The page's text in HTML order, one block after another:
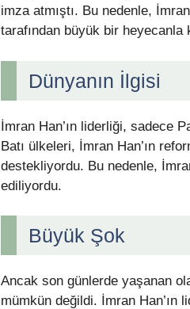
imza atmıştı. Bu nedenle,
tarafından büyük bir heyecanla
Dünyanın İlgisi
İmran Han’ın liderliği, sadece
Batı ülkeleri, İmran Han’ın
destekliyordu. Bu nedenle,
ediliyordu.
Büyük Şok
Ancak son günlerde yaşanan
mümkün değildi. İmran Han’ın